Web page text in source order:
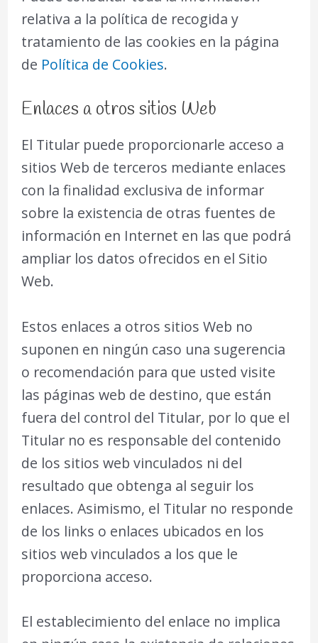
relativa a la política de recogida y
tratamiento de las cookies en la página
de Política de Cookies.
Enlaces a otros sitios Web
El Titular puede proporcionarle acceso a
sitios Web de terceros mediante enlaces
con la finalidad exclusiva de informar
sobre la existencia de otras fuentes de
información en Internet en las que podrá
ampliar los datos ofrecidos en el Sitio
Web.
Estos enlaces a otros sitios Web no
suponen en ningún caso una sugerencia
o recomendación para que usted visite
las páginas web de destino, que están
fuera del control del Titular, por lo que el
Titular no es responsable del contenido
de los sitios web vinculados ni del
resultado que obtenga al seguir los
enlaces. Asimismo, el Titular no responde
de los links o enlaces ubicados en los
sitios web vinculados a los que le
proporciona acceso.
El establecimiento del enlace no implica